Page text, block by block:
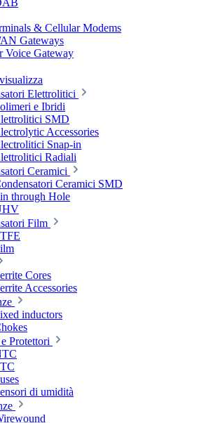
& Cellular Modems
Gateways
Voice Gateway
Elettrolitici
e Ibridi
SMD
Accessories
Snap-in
Radiali
Ceramici
Ceramici SMD
through Hole
Film
Cores
Accessories
inductors
Protettori
di umidità